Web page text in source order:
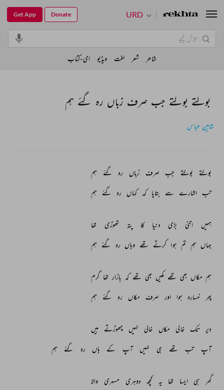
بولتے بولتے جب صرف زباں رہ گئے ہم
شاہین عباس
بولتے بولتے جب صرف زباں رہ گئے ہم
تب اشارے سے بتایا کہ کہاں رہ گئے ہم
ہمیں اتنی بڑی دنیا کا پتہ تھوڑی تھا
جہاں ہم تم ہوا کرتے تھے وہاں رہ گئے ہم
ہم مکاں بھی تھے مکیں بھی تھے کہ بازار تھا گرم
پھر خسارہ ہوا اور صرف مکاں رہ گئے ہم
دیر تک خالی مکاں خالی نہیں چھوڑتے ہیں
آپ تب تھے ہی نہیں آپ کے ہاں رہ گئے ہم
گھر ہی ایسا تھا یہ کچھ دوہری مسہری والا
URD
Get App Donate
شاعر شعر لغت ویڈیو ای-کتاب